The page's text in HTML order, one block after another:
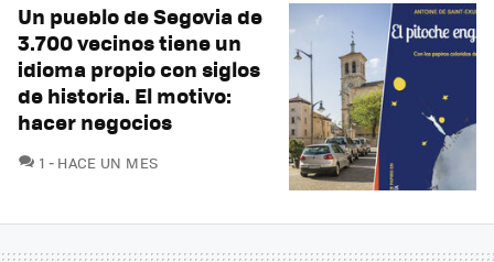
Un pueblo de Segovia de
3.700 vecinos tiene un
idioma propio con siglos
de historia. El motivo:
hacer negocios
1 COMENTARIOS
HACE UN MES